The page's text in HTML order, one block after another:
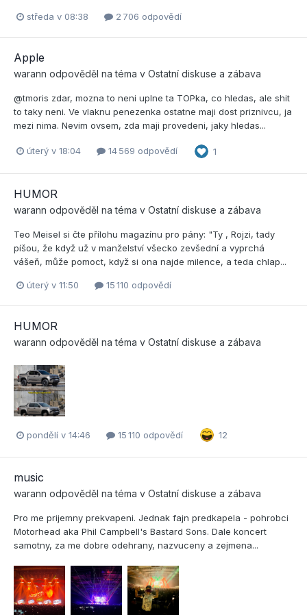
středa v 08:38 2 706 odpovědí
Apple
warann odpověděl na téma v Ostatní diskuse a zábava
@tmoris zdar, mozna to neni uplne ta TOPka, co hledas, ale shit
to taky neni. Ve vlaknu penezenka ostatne maji dost priznivcu, ja
mezi nima. Nevim ovsem, zda maji provedeni, jaky hledas...
úterý v 18:04 14 569 odpovědí 1
HUMOR
warann odpověděl na téma v Ostatní diskuse a zábava
Teo Meisel si čte přílohu magazínu pro pány: "Ty , Rojzi, tady
píšou, že když už v manželství všecko zevšední a vyprchá
vášeň, může pomoct, když si ona najde milence, a teda chlap...
úterý v 11:50 15 110 odpovědí
HUMOR
warann odpověděl na téma v Ostatní diskuse a zábava
pondělí v 14:46 15 110 odpovědí 12
music
warann odpověděl na téma v Ostatní diskuse a zábava
Pro me prijemny prekvapeni. Jednak fajn predkapela - pohrobci
Motorhead aka Phil Campbell's Bastard Sons. Dale koncert
samotny, za me dobre odehrany, nazvuceny a zejmena...